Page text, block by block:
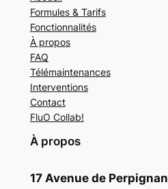
Formules & Tarifs
Fonctionnalités
À propos
FAQ
Télémaintenances
Interventions
Contact
FluO Collab!
À propos
17 Avenue de Perpignan